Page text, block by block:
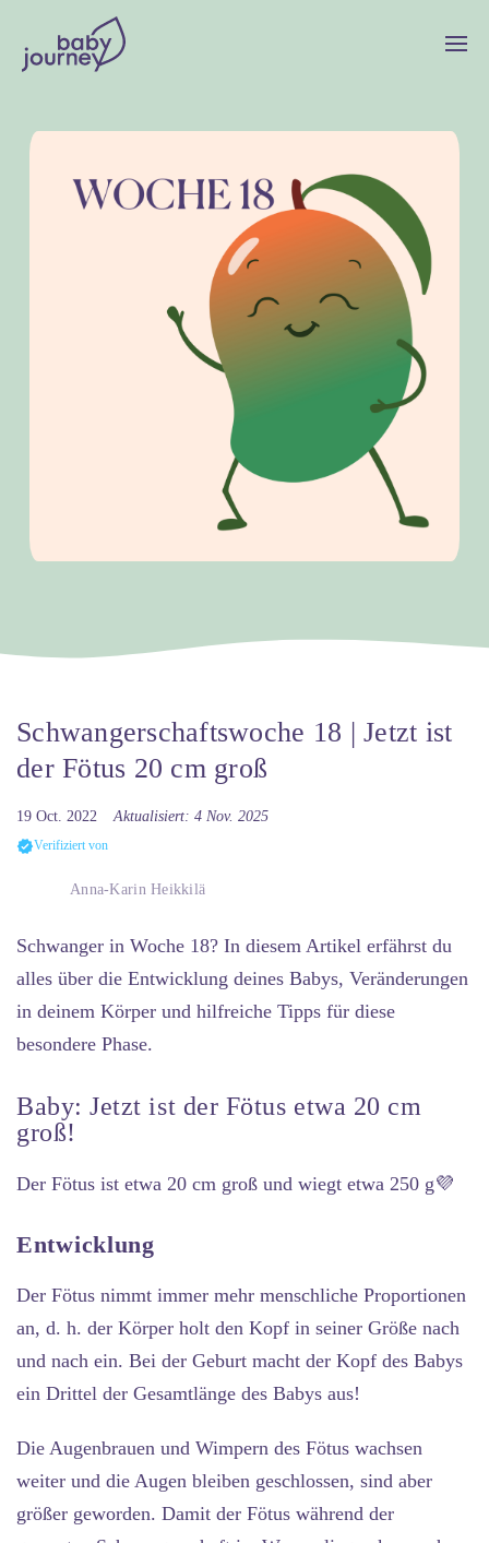
Schwangerschaftswoche 18 | Jetzt ist
der Fötus 20 cm groß
19 Oct. 2022 Aktualisiert: 4 Nov. 2025
Verifiziert von
Anna-Karin Heikkilä
Schwanger in Woche 18? In diesem Artikel erfährst du
alles über die Entwicklung deines Babys, Veränderungen
in deinem Körper und hilfreiche Tipps für diese
besondere Phase.
Baby: Jetzt ist der Fötus etwa 20 cm
groß!
Der Fötus ist etwa 20 cm groß und wiegt etwa 250 g💜
Entwicklung
Der Fötus nimmt immer mehr menschliche Proportionen
an, d. h. der Körper holt den Kopf in seiner Größe nach
und nach ein. Bei der Geburt macht der Kopf des Babys
ein Drittel der Gesamtlänge des Babys aus!
Die Augenbrauen und Wimpern des Fötus wachsen
weiter und die Augen bleiben geschlossen, sind aber
größer geworden. Damit der Fötus während der